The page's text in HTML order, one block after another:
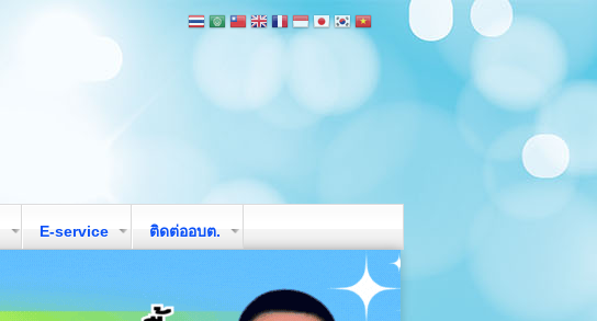
E-service ติดต่ออบต.